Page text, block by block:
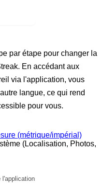
par étape pour changer la
En accédant aux
via l'application, vous
langue, ce qui rend
pour vous.
(métrique/impérial)
(Localisation, Photos,
l'application